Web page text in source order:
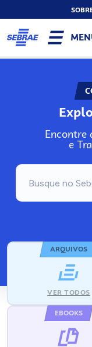
Encontre
e
ARQUIVOS
VER TODOS
EBOOKS